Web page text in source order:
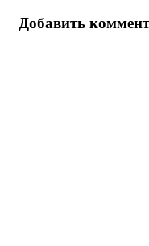
Добавить